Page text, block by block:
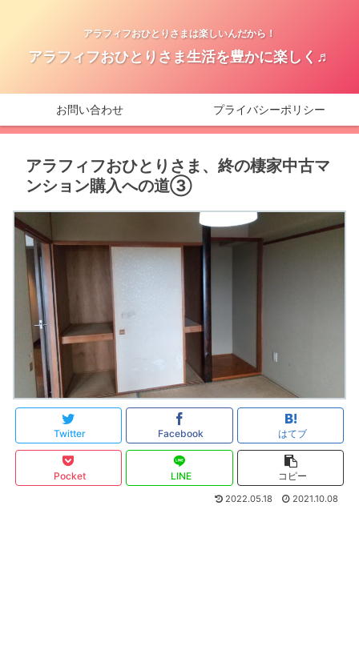
アラフィフおひとりさまは楽しいんだから！
アラフィフおひとりさま生活を豊かに楽しく♬
お問い合わせ プライバシーポリシー
アラフィフおひとりさま、終の棲家中古マ
ンション購入への道③
Twitter Facebook はてブ
Pocket LINE コピー
2022.05.18 2021.10.08